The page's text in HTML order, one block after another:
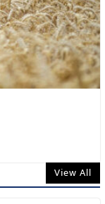
View All